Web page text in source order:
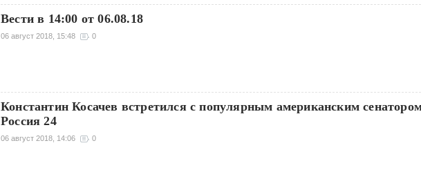
Вести в 14:00 от 06.08.18
06 август 2018, 15:48 0
Константин Косачев встретился с популярным американским
Россия 24
06 август 2018, 14:06 0